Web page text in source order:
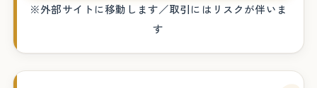
※外部サイトに移動します／取引にはリスクが伴いま
す